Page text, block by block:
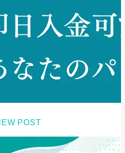
POST